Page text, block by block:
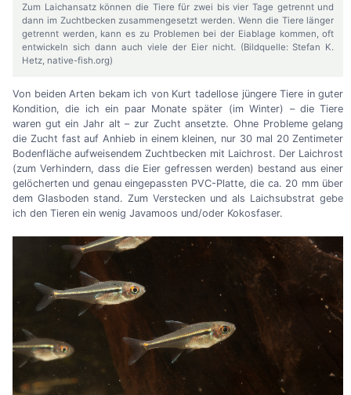
Zum Laichansatz können die Tiere für zwei bis vier Tage getrennt und
dann im Zuchtbecken zusammengesetzt werden. Wenn die Tiere länger
getrennt werden, kann es zu Problemen bei der Eiablage kommen, oft
entwickeln sich dann auch viele der Eier nicht. (Bildquelle: Stefan K.
Hetz, native-fish.org)
Von beiden Arten bekam ich von Kurt tadellose jüngere Tiere in guter
Kondition, die ich ein paar Monate später (im Winter) –die Tiere
waren gut ein Jahr alt–zur Zucht ansetzte. Ohne Probleme gelang
die Zucht fast auf Anhieb in einem kleinen, nur 30 mal 20 Zentimeter
Bodenfläche aufweisendem Zuchtbecken mit Laichrost. Der Laichrost
(zum Verhindern, dass die Eier gefressen werden) bestand aus einer
gelöcherten und genau eingepassten PVC-Platte, die ca. 20 mm über
dem Glasboden stand. Zum Verstecken und als Laichsubstrat gebe
ich den Tieren ein wenig Javamoos und/oder Kokosfaser.